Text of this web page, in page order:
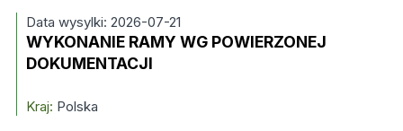
Data wysylki: 2026-07-21
WYKONANIE RAMY WG POWIERZONEJ
DOKUMENTACJI
Kraj: Polska